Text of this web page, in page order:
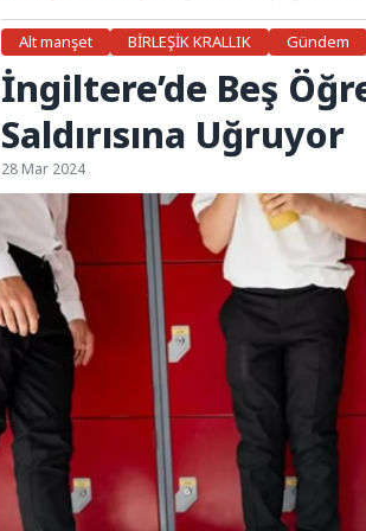
Alt manşet BİRLEŞİK KRALLIK Gündem
İngiltere’de Beş
Saldırısına Uğruyor
28 Mar 2024